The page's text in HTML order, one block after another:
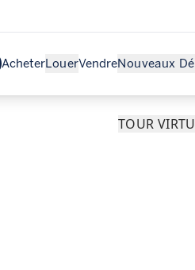
AcheterLouerVendreNouveaux
TOUR